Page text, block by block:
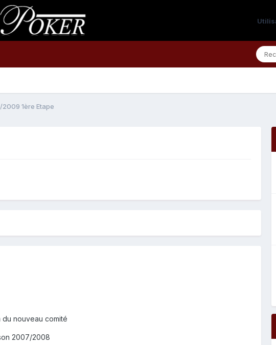
1ère Etape
nouveau comité
2007/2008